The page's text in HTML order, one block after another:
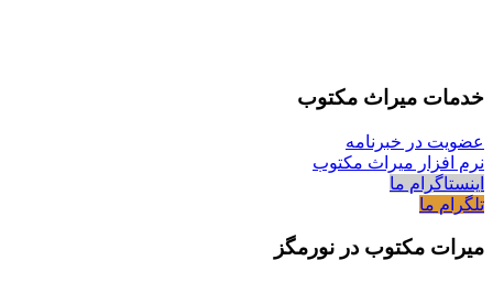
خدمات میراث مکتوب
عضویت در خبرنامه
نرم افزار میراث مکتوب
اینستاگرام ما
تلگرام ما
میرات مکتوب در نورمگز